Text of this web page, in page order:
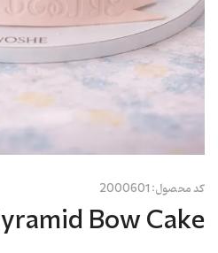
کد محصول:2000601
Bow Cake